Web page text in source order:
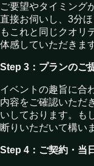
ご要望やタイミング
直接お伺いし、3分
もこれと同じクオリ
体感していただきま
Step 3：プランのご
イベントの趣旨に合
内容をご確認いただ
いしております。も
断りいただいて構い
Step 4：ご契約・当